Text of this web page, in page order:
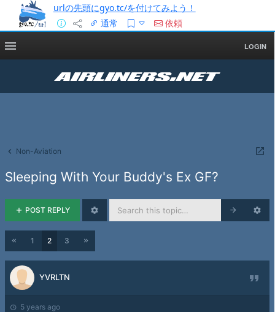
urlの先頭にgyo.tc/を付けてみよう！
通常
依頼